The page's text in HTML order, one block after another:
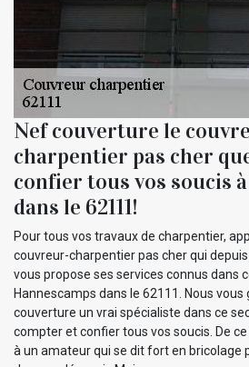
Nef couverture le
charpentier pas cher
confier tous vos soucis
dans le 62111!
Pour tous vos travaux de charpentier,
couvreur-charpentier pas cher qui
vous propose ses services connus dans
Hannescamps dans le 62111. Nous
couverture un vrai spécialiste dans ce
compter et confier tous vos soucis. De
à un amateur qui se dit fort en bricolage